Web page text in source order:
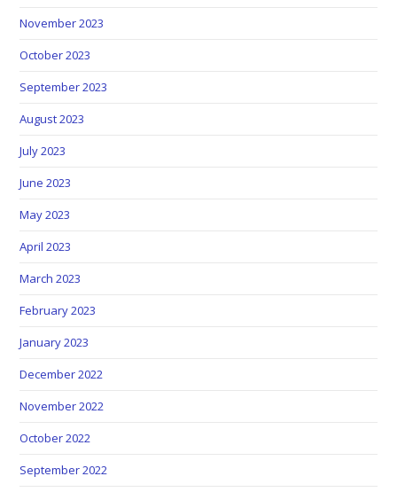
November 2023
October 2023
September 2023
August 2023
July 2023
June 2023
May 2023
April 2023
March 2023
February 2023
January 2023
December 2022
November 2022
October 2022
September 2022